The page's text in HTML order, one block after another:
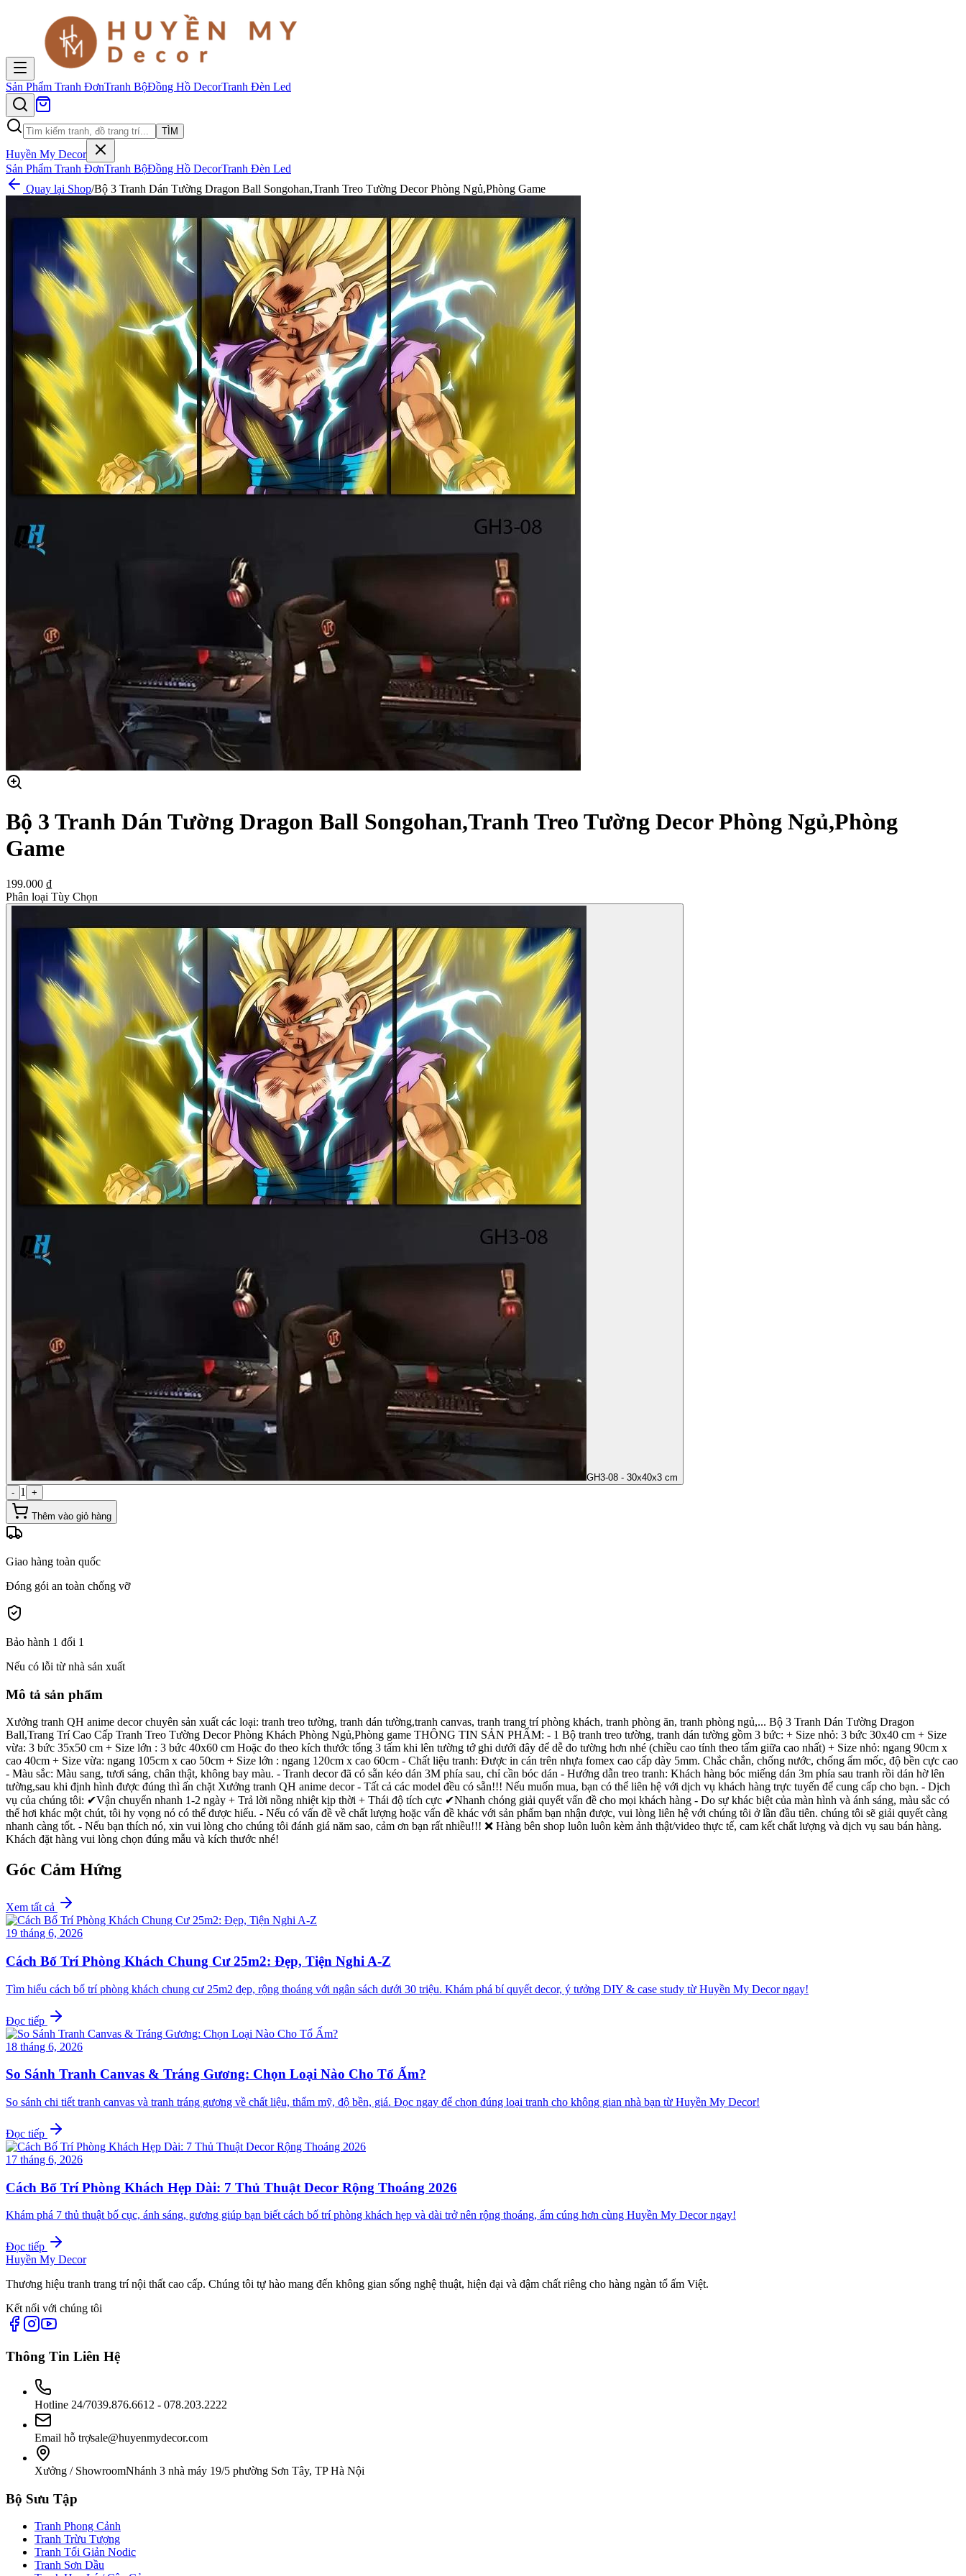
Sản Phẩm Tranh ĐơnTranh BộĐồng Hồ DecorTranh Đèn Led
TÌM
Huyền My Decor
Sản Phẩm Tranh ĐơnTranh BộĐồng Hồ DecorTranh Đèn Led
Quay lại Shop/Bộ 3 Tranh Dán Tường Dragon Ball Songohan,Tranh Treo Tường Decor Phòng Ngủ,Phòng Game
Bộ 3 Tranh Dán Tường Dragon Ball Songohan,Tranh Treo Tường Decor Phòng Ngủ,Phòng
Game
199.000 ₫
Phân loại Tùy Chọn
GH3-08 - 30x40x3 cm
- 1 +
Thêm vào giỏ hàng
Giao hàng toàn quốc
Đóng gói an toàn chống vỡ
Bảo hành 1 đổi 1
Nếu có lỗi từ nhà sản xuất
Mô tả sản phẩm
Xưởng tranh QH anime decor chuyên sản xuất các loại: tranh treo tường, tranh dán tường,tranh canvas, tranh trang trí phòng khách, tranh phòng ăn, tranh phòng ngủ,... Bộ 3 Tranh Dán Tường Dragon
Ball,Trang Trí Cao Cấp Tranh Treo Tường Decor Phòng Khách Phòng Ngủ,Phòng game THÔNG TIN SẢN PHẨM: - 1 Bộ tranh treo tường, tranh dán tường gồm 3 bức: + Size nhỏ: 3 bức 30x40 cm + Size
vừa: 3 bức 35x50 cm + Size lớn : 3 bức 40x60 cm Hoặc đo theo kích thước tổng 3 tấm khi lên tường tớ ghi dưới đây để dễ đo tường hơn nhé (chiều cao tính theo tấm giữa cao nhất) + Size nhỏ: ngang 90cm x
cao 40cm + Size vừa: ngang 105cm x cao 50cm + Size lớn : ngang 120cm x cao 60cm - Chất liệu tranh: Được in cán trên nhựa fomex cao cấp dày 5mm. Chắc chắn, chống nước, chống ẩm mốc, độ bền cực cao
- Màu sắc: Màu sang, tươi sáng, chân thật, không bay màu. - Tranh decor đã có sẵn kéo dán 3M phía sau, chỉ cần bóc dán - Hướng dẫn treo tranh: Khách hàng bóc miếng dán 3m phía sau tranh rồi dán hờ lên
tường,sau khi định hình được đúng thì ấn chặt Xưởng tranh QH anime decor - Tất cả các model đều có sẵn!!! Nếu muốn mua, bạn có thể liên hệ với dịch vụ khách hàng trực tuyến để cung cấp cho bạn. - Dịch
vụ của chúng tôi: ✔Vận chuyển nhanh 1-2 ngày + Trả lời nồng nhiệt kịp thời + Thái độ tích cực ✔Nhanh chóng giải quyết vấn đề cho mọi khách hàng - Do sự khác biệt của màn hình và ánh sáng, màu sắc có
thể hơi khác một chút, tôi hy vọng nó có thể được hiểu. - Nếu có vấn đề về chất lượng hoặc vấn đề khác với sản phẩm bạn nhận được, vui lòng liên hệ với chúng tôi ở lần đầu tiên. chúng tôi sẽ giải quyết càng
nhanh càng tốt. - Nếu bạn thích nó, xin vui lòng cho chúng tôi đánh giá năm sao, cảm ơn bạn rất nhiều!!! ❌ Hàng bên shop luôn luôn kèm ảnh thật/video thực tế, cam kết chất lượng và dịch vụ sau bán hàng.
Khách đặt hàng vui lòng chọn đúng mẫu và kích thước nhé!
Góc Cảm Hứng
Xem tất cả
19 tháng 6, 2026
Cách Bố Trí Phòng Khách Chung Cư 25m2: Đẹp, Tiện Nghi A-Z
Tìm hiểu cách bố trí phòng khách chung cư 25m2 đẹp, rộng thoáng với ngân sách dưới 30 triệu. Khám phá bí quyết decor, ý tưởng DIY & case study từ Huyền My Decor ngay!
Đọc tiếp
18 tháng 6, 2026
So Sánh Tranh Canvas & Tráng Gương: Chọn Loại Nào Cho Tổ Ấm?
So sánh chi tiết tranh canvas và tranh tráng gương về chất liệu, thẩm mỹ, độ bền, giá. Đọc ngay để chọn đúng loại tranh cho không gian nhà bạn từ Huyền My Decor!
Đọc tiếp
17 tháng 6, 2026
Cách Bố Trí Phòng Khách Hẹp Dài: 7 Thủ Thuật Decor Rộng Thoáng 2026
Khám phá 7 thủ thuật bố cục, ánh sáng, gương giúp bạn biết cách bố trí phòng khách hẹp và dài trở nên rộng thoáng, ấm cúng hơn cùng Huyền My Decor ngay!
Đọc tiếp
Huyền My Decor
Thương hiệu tranh trang trí nội thất cao cấp. Chúng tôi tự hào mang đến không gian sống nghệ thuật, hiện đại và đậm chất riêng cho hàng ngàn tổ ấm Việt.
Kết nối với chúng tôi
Thông Tin Liên Hệ
Hotline 24/7039.876.6612 - 078.203.2222
Email hỗ trợsale@huyenmydecor.com
Xưởng / ShowroomNhánh 3 nhà máy 19/5 phường Sơn Tây, TP Hà Nội
Bộ Sưu Tập
Tranh Phong Cảnh
Tranh Trừu Tượng
Tranh Tối Giản Nodic
Tranh Sơn Dầu